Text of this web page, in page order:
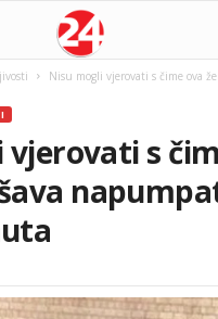
Nisu mogli vjerovati s čime ova
vjerovati s